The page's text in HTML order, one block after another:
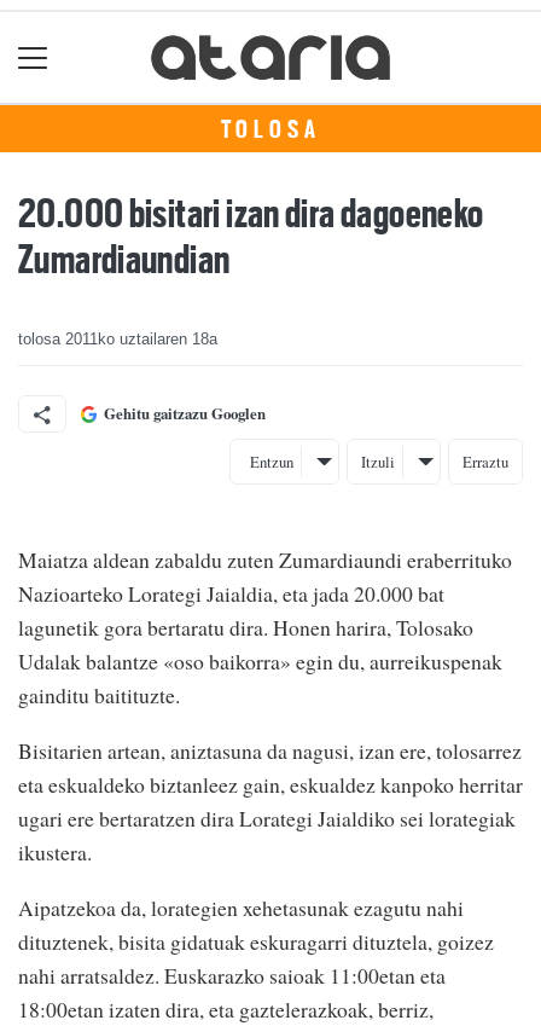
TOLOSA
20.000 bisitari izan dira dagoeneko
Zumardiaundian
tolosa 2011ko uztailaren 18a
Gehitu gaitzazu Googlen
Entzun Itzuli Erraztu
Maiatza aldean zabaldu zuten Zumardiaundi eraberrituko
Nazioarteko Lorategi Jaialdia, eta jada 20.000 bat
lagunetik gora bertaratu dira. Honen harira, Tolosako
Udalak balantze «oso baikorra» egin du, aurreikuspenak
gainditu baitituzte.
Bisitarien artean, aniztasuna da nagusi, izan ere, tolosarrez
eta eskualdeko biztanleez gain, eskualdez kanpoko herritar
ugari ere bertaratzen dira Lorategi Jaialdiko sei lorategiak
ikustera.
Aipatzekoa da, lorategien xehetasunak ezagutu nahi
dituztenek, bisita gidatuak eskuragarri dituztela, goizez
nahi arratsaldez. Euskarazko saioak 11:00etan eta
18:00etan izaten dira, eta gaztelerazkoak, berriz,